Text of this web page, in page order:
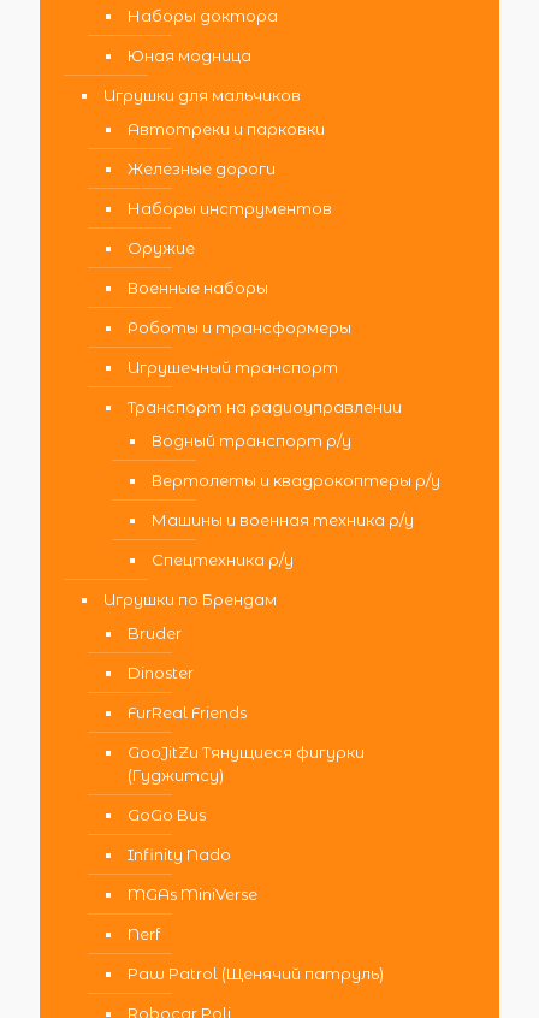
Наборы доктора
Юная модница
Игрушки для мальчиков
Автотреки и парковки
Железные дороги
Наборы инструментов
Оружие
Военные наборы
Роботы и трансформеры
Игрушечный транспорт
Транспорт на радиоуправлении
Водный транспорт р/у
Вертолеты и квадрокоптеры р/у
Машины и военная техника р/у
Спецтехника р/у
Игрушки по Брендам
Bruder
Dinoster
FurReal Friends
GooJitZu Тянущиеся фигурки
(Гуджитсу)
GoGo Bus
Infinity Nado
MGAs MiniVerse
Nerf
Paw Patrol (Щенячий патруль)
Robocar Poli